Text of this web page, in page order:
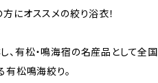
にオススメの絞り浴衣！
有松・鳴海宿の名産品として全国
松鳴海絞り。